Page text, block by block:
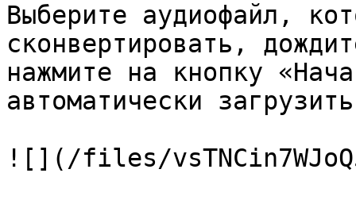
Выберите аудиофайл,
сконвертировать,
нажмите на кнопку
автоматически
![](/files/